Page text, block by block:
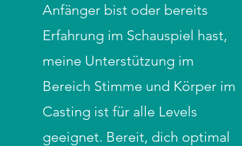
Anfänger bist oder bereits
Erfahrung im Schauspiel hast,
meine Unterstützung im
Bereich Stimme und Körper im
Casting ist für alle Levels
geeignet. Bereit, dich optimal